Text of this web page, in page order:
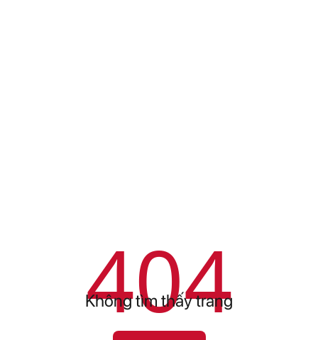
404
Không tìm thấy trang